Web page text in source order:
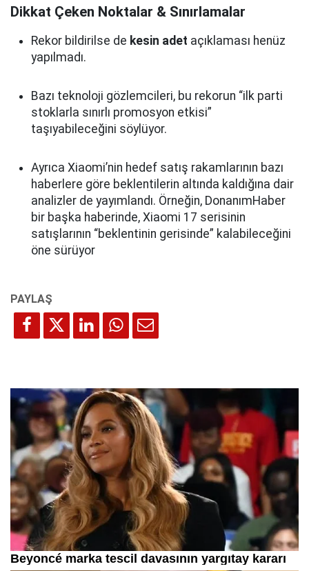
Dikkat Çeken Noktalar & Sınırlamalar
Rekor bildirilse de kesin adet açıklaması henüz
yapılmadı.
Bazı teknoloji gözlemcileri, bu rekorun “ilk parti
stoklarla sınırlı promosyon etkisi”
taşıyabileceğini söylüyor.
Ayrıca Xiaomi’nin hedef satış rakamlarının bazı
haberlere göre beklentilerin altında kaldığına dair
analizler de yayımlandı. Örneğin, DonanımHaber
bir başka haberinde, Xiaomi 17 serisinin
satışlarının “beklentinin gerisinde” kalabileceğini
öne sürüyor